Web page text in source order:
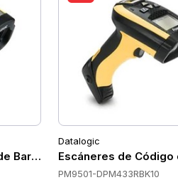
DPM910RBK30
Barras Portátiles Datalogic
Datalogic
Escáneres de Código
PM9501-DPM433RBK10